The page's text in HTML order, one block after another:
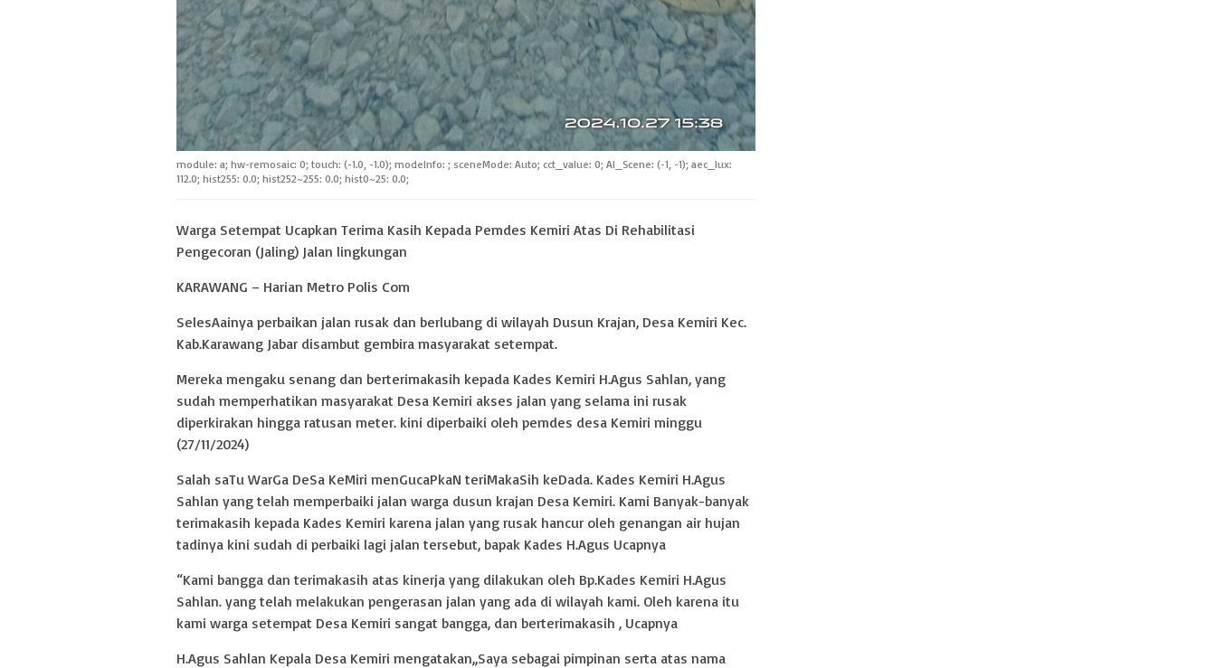
module: a; hw-remosaic: 0; touch: (-1.0, -1.0); modeInfo: ; sceneMode: Auto; cct_value: 0; AI_Scene: (-1, -1); aec_lux:
112.0; hist255: 0.0; hist252~255: 0.0; hist0~25: 0.0;
Warga Setempat Ucapkan Terima Kasih Kepada Pemdes Kemiri Atas Di Rehabilitasi
Pengecoran (Jaling) Jalan lingkungan
KARAWANG – Harian Metro Polis Com
SelesAainya perbaikan jalan rusak dan berlubang di wilayah Dusun Krajan, Desa Kemiri Kec.
Kab.Karawang Jabar disambut gembira masyarakat setempat.
Mereka mengaku senang dan berterimakasih kepada Kades Kemiri H.Agus Sahlan, yang
sudah memperhatikan masyarakat Desa Kemiri akses jalan yang selama ini rusak
diperkirakan hingga ratusan meter. kini diperbaiki oleh pemdes desa Kemiri minggu
(27/11/2024)
Salah saTu WarGa DeSa KeMiri menGucaPkaN teriMakaSih keDada. Kades Kemiri H.Agus
Sahlan yang telah memperbaiki jalan warga dusun krajan Desa Kemiri. Kami Banyak-banyak
terimakasih kepada Kades Kemiri karena jalan yang rusak hancur oleh genangan air hujan
tadinya kini sudah di perbaiki lagi jalan tersebut, bapak Kades H.Agus Ucapnya
“Kami bangga dan terimakasih atas kinerja yang dilakukan oleh Bp.Kades Kemiri H.Agus
Sahlan. yang telah melakukan pengerasan jalan yang ada di wilayah kami. Oleh karena itu
kami warga setempat Desa Kemiri sangat bangga, dan berterimakasih , Ucapnya
H.Agus Sahlan Kepala Desa Kemiri mengatakan,,Saya sebagai pimpinan serta atas nama